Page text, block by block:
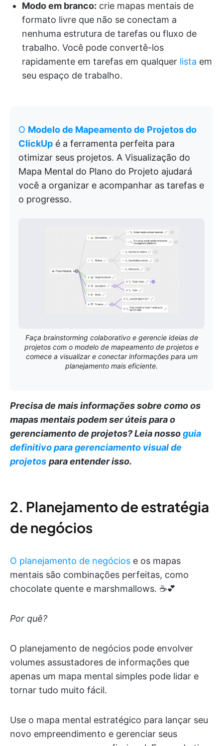
Modo em branco: crie mapas mentais de
formato livre que não se conectam a
nenhuma estrutura de tarefas ou fluxo de
trabalho. Você pode convertê-los
rapidamente em tarefas em qualquer lista em
seu espaço de trabalho.
O Modelo de Mapeamento de Projetos do
ClickUp é a ferramenta perfeita para
otimizar seus projetos. A Visualização do
Mapa Mental do Plano do Projeto ajudará
você a organizar e acompanhar as tarefas e
o progresso.
Faça brainstorming colaborativo e gerencie ideias de
projetos com o modelo de mapeamento de projetos e
comece a visualizar e conectar informações para um
planejamento mais eficiente.
Precisa de mais informações sobre como os
mapas mentais podem ser úteis para o
gerenciamento de projetos?Leia nossoguia
definitivo para gerenciamento visual de
projetos para entender isso.
2. Planejamento de estratégia
de negócios
O planejamento de negócios e os mapas
mentais são combinações perfeitas, como
chocolate quente e marshmallows. ☕️💕
Por quê?
O planejamento de negócios pode envolver
volumes assustadores de informações que
apenas um mapa mental simples pode lidar e
tornar tudo muito fácil.
Use o mapa mental estratégico para lançar seu
novo empreendimento e gerenciar seus